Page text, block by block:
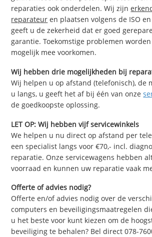
reparaties ook onderdelen. Wij zijn
reparateur en plaatsen volgens de ISO
geeft u de zekerheid dat er goed
garantie. Toekomstige problemen
mogelijk mee voorkomen.
Wij hebben drie mogelijkheden bij
Wij helpen u op afstand (telefonisch), de
u langs, u geeft het af bij één van onze
de goedkoopste oplossing.
LET OP: Wij hebben vijf servicewinkels
We helpen u nu direct op afstand per
een specialist langs voor €70,- incl.
reparatie. Onze servicewagens hebben
voorraad en kunnen uw reparatie vaak
Offerte of advies nodig?
Offerte en/of advies nodig over de
computers en beveiligingsmaatregelen
u het beste voor kunt kiezen om de
beveiliging te behalen? Bel direct 078-